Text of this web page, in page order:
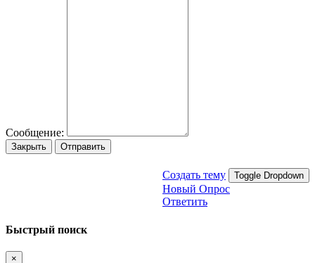
Сообщение:
Закрыть Отправить
Создать тему Toggle Dropdown
Новый Опрос
Ответить
Быстрый поиск
×